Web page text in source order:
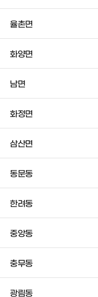
율촌면
화양면
남면
화정면
삼산면
동문동
한려동
중앙동
충무동
광림동